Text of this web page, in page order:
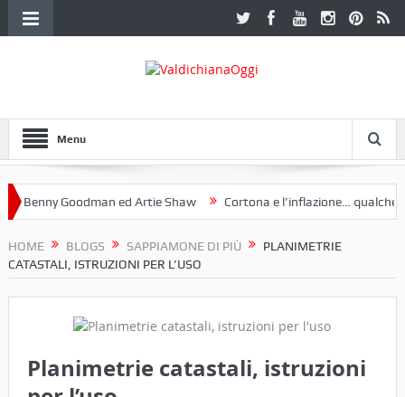
Menu
Goodman ed Artie Shaw Cortona e l’inflazione… qualche
HOME BLOGS SAPPIAMONE DI PIÙ
PLANIMETRIE
CATASTALI, ISTRUZIONI PER L’USO
Planimetrie catastali, istruzioni